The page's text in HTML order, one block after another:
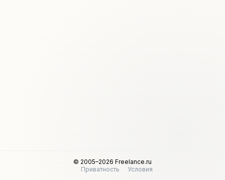
© 2005–2026 Freelance.ru
Приватность
Условия